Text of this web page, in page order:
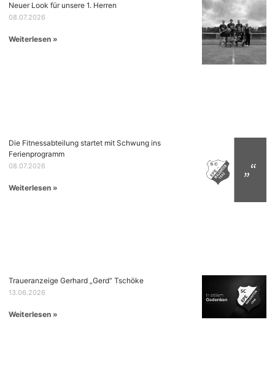
Neuer Look für unsere 1. Herren
08.07.2026
Weiterlesen »
Die Fitnessabteilung startet mit Schwung ins
Ferienprogramm
08.07.2026
Weiterlesen »
Traueranzeige Gerhard „Gerd“ Tschöke
13.06.2026
Weiterlesen »